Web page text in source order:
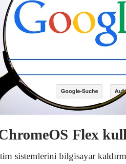
Flex
sistemlerini bilgisayar